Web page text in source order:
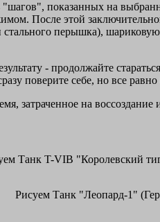
показанных на
После этой
перышка),
- продолжайте
поверите себе, но все
затраченное на
Танк T-VIB "Королевский
Рисуем Танк "Леопард-1"